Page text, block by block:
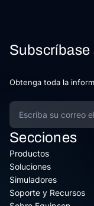
Subscríbase
Obtenga toda la
Secciones
Productos
Soluciones
Simuladores
Soporte y Recursos